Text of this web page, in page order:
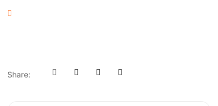
Share: